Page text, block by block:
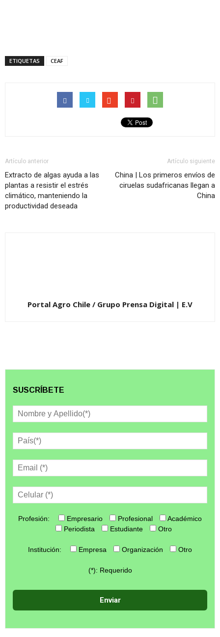
ETIQUETAS CEAF
Artículo anterior
Extracto de algas ayuda a las
plantas a resistir el estrés
climático, manteniendo la
productividad deseada
Artículo siguiente
China | Los primeros envíos de
ciruelas sudafricanas llegan a
China
Portal Agro Chile / Grupo Prensa Digital | E.V
SUSCRÍBETE
Profesión: Empresario Profesional
Académico
Periodista
Estudiante Otro
Institución: Empresa Organización Otro
(*): Requerido